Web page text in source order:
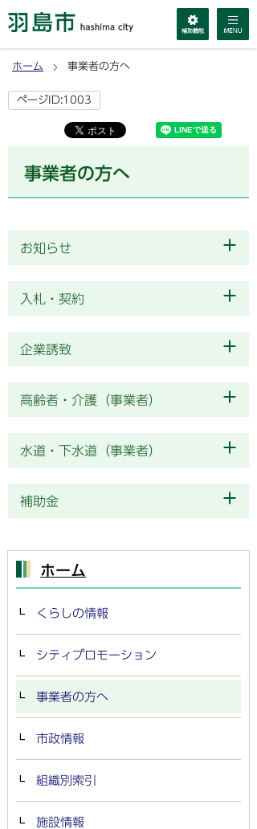
ホーム 事業者の方へ
ページID:1003
事業者の方へ
お知らせ
入札・契約
企業誘致
高齢者・介護（事業者）
水道・下水道（事業者）
補助金
ホーム
くらしの情報
シティプロモーション
事業者の方へ
市政情報
組織別索引
施設情報